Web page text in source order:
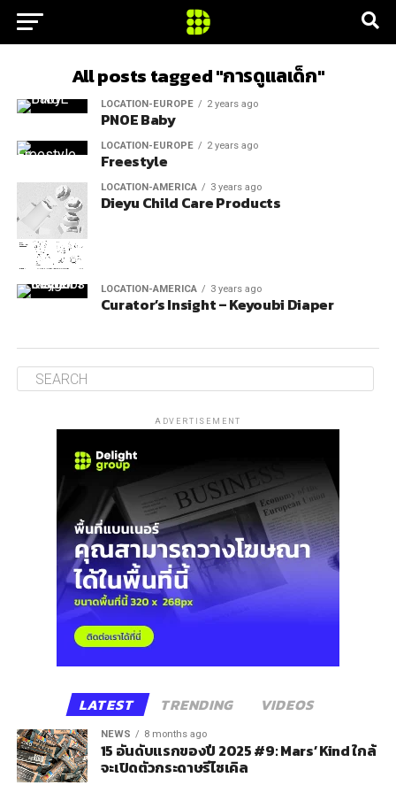
All posts tagged "การดูแลเด็ก"
LOCATION-EUROPE 2 years ago
PNOE Baby
LOCATION-EUROPE 2 years ago
Freestyle
LOCATION-AMERICA 3 years ago
Dieyu Child Care Products
LOCATION-AMERICA 3 years ago
Curator’s Insight – Keyoubi Diaper
ADVERTISEMENT
LATEST TRENDING VIDEOS
NEWS 8 months ago
15 อันดับแรกของปี 2025 #9: Mars’ Kind ใกล้
จะเปิดตัวกระดาษรีไซเคิล